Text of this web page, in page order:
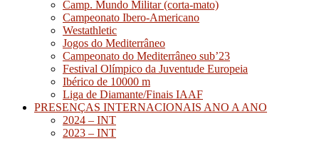
Camp. Mundo Militar (corta-mato)
Campeonato Ibero-Americano
Westathletic
Jogos do Mediterrâneo
Campeonato do Mediterrâneo sub’23
Festival Olímpico da Juventude Europeia
Ibérico de 10000 m
Liga de Diamante/Finais IAAF
PRESENÇAS INTERNACIONAIS ANO A ANO
2024 – INT
2023 – INT